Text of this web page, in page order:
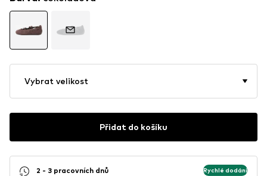
Vybrat velikost
Přidat do košíku
2 - 3 pracovních dnů Rychlé dodání